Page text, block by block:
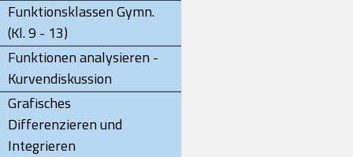
Funktionsklassen Gymn.
(Kl. 9 - 13)
Funktionen analysieren -
Kurvendiskussion
Grafisches
Differenzieren und
Integrieren